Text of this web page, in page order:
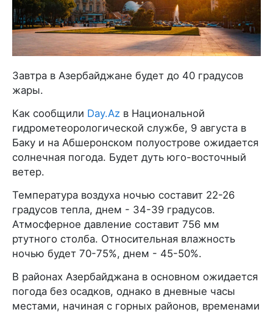
Завтра в Азербайджане будет до 40 градусов
жары.
Как сообщили Day.Az в Национальной
гидрометеорологической службе, 9 августа в
Баку и на Абшеронском полуострове ожидается
солнечная погода. Будет дуть юго-восточный
ветер.
Температура воздуха ночью составит 22-26
градусов тепла, днем - 34-39 градусов.
Атмосферное давление составит 756 мм
ртутного столба. Относительная влажность
ночью будет 70-75%, днем - 45-50%.
В районах Азербайджана в основном ожидается
погода без осадков, однако в дневные часы
местами, начиная с горных районов, временами